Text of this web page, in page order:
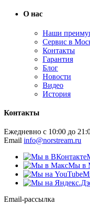
О нас
Наши
Сервис в
Контакты
Гарантия
Блог
Новости
Видео
История
Контакты
Ежедневно с 10:00 до
Email info@norstream.ru
Мы в
Email-рассылка